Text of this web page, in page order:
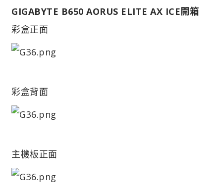
GIGABYTE B650 AORUS ELITE AX ICE開箱
彩盒正面
彩盒背面
主機板正面